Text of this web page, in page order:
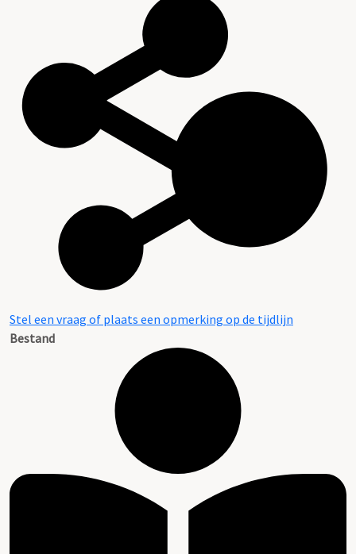
Stel een vraag of plaats een opmerking op de tijdlijn
Bestand